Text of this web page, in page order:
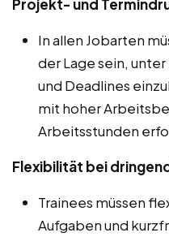
Projekt- und
In allen Jobarten
der Lage sein,
und Deadlines
mit hoher
Arbeitsstunden
Flexibilität bei
Trainees müssen
Aufgaben und